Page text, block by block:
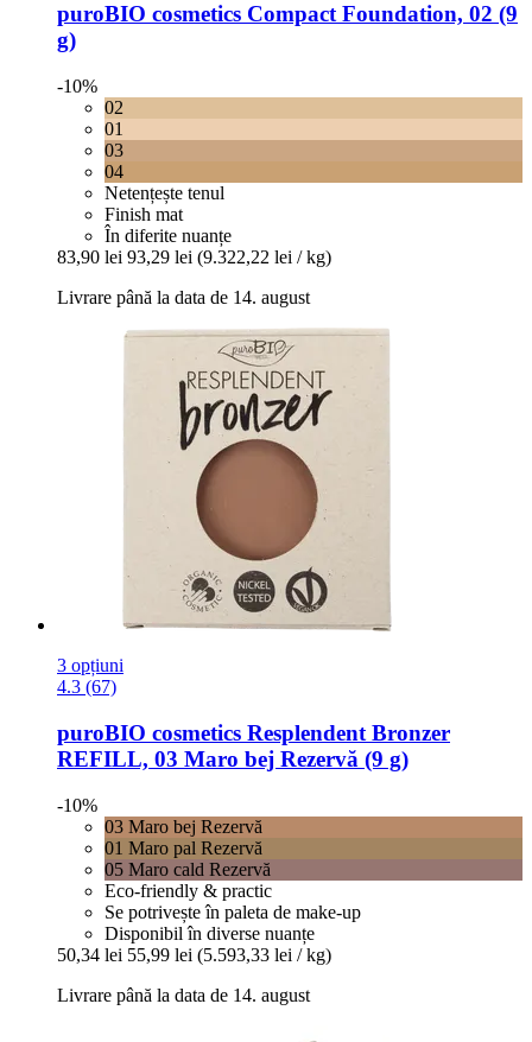
puroBIO cosmetics Compact Foundation, 02 (9
g)
-10%
02
01
03
04
Netențește tenul
Finish mat
În diferite nuanțe
83,90 lei 93,29 lei (9.322,22 lei / kg)
Livrare până la data de 14. august
3 opțiuni
4.3 (67)
puroBIO cosmetics Resplendent Bronzer
REFILL, 03 Maro bej Rezervă (9 g)
-10%
03 Maro bej Rezervă
01 Maro pal Rezervă
05 Maro cald Rezervă
Eco-friendly & practic
Se potrivește în paleta de make-up
Disponibil în diverse nuanțe
50,34 lei 55,99 lei (5.593,33 lei / kg)
Livrare până la data de 14. august